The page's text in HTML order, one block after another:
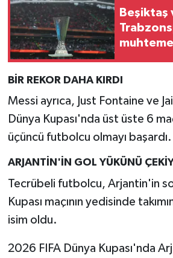
Beşiktaş
BİR REKOR DAHA KIRDI
Messi ayrıca, Just Fontaine ve
Dünya Kupası'nda üst üste 6
üçüncü futbolcu olmayı başardı.
ARJANTİN'İN GOL YÜKÜNÜ
Tecrübeli futbolcu, Arjantin'in
Kupası maçının yedisinde
isim oldu.
2026 FIFA Dünya Kupası'nda
Tavşanlı
Teknoloji
Türkiye
Video Galeri
Yemek Tarifleri